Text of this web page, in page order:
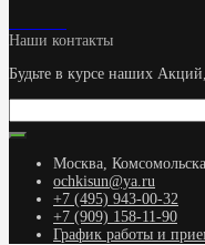
Наши контакты
Будьте в курсе наших
Москва,
ochkisun@ya.ru
+7 (495) 943-00-32
+7 (909) 158-11-90
График работы и